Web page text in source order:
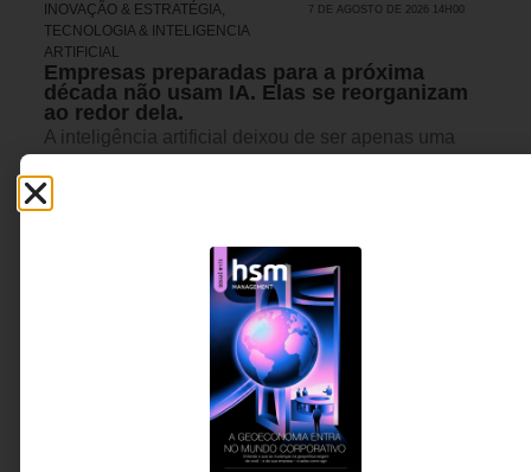
INOVAÇÃO & ESTRATÉGIA,
TECNOLOGIA & INTELIGENCIA
ARTIFICIAL
7 DE AGOSTO DE 2026 14H00
Empresas preparadas para a próxima
década não usam IA. Elas se reorganizam
ao redor dela.
A inteligência artificial deixou de ser apenas uma
infraestrutura capaz de reorganizar decisões,
marcado pelo avanço dos agentes inteligentes, o
desafio das lideranças já não é implementar
tecnologia, mas redesenhar a forma como humanos
e máquinas colaboram para gerar valor.
especialista em vendas
5 MINUTOS MIN DE LEITURA